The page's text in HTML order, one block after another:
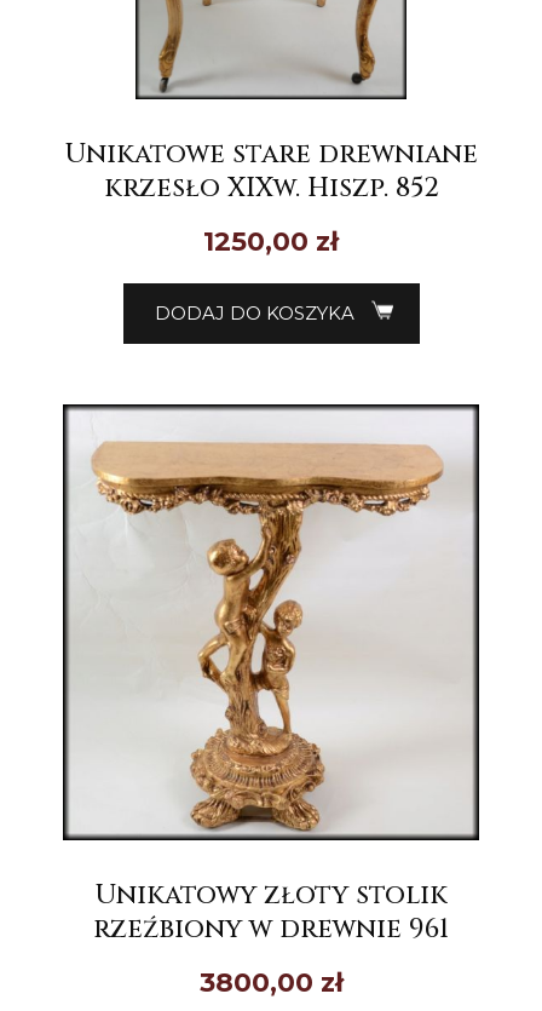
Unikatowe stare drewniane
krzesło XIXw. Hiszp. 852
1250,00 zł
DODAJ DO KOSZYKA
Unikatowy złoty stolik
rzeźbiony w drewnie 961
3800,00 zł